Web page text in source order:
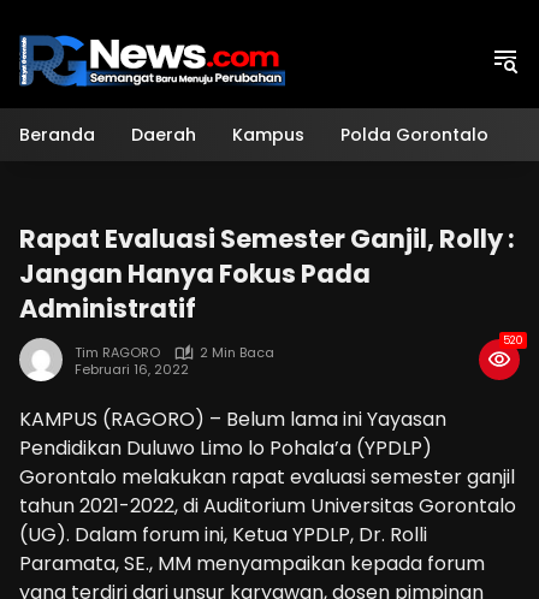
konten
Beranda Daerah Kampus Polda Gorontalo
Rapat Evaluasi Semester Ganjil, Rolly :
Jangan Hanya Fokus Pada
Administratif
Tim RAGORO
2 Min Baca
Februari 16, 2022
520
KAMPUS (RAGORO) – Belum lama ini Yayasan
Pendidikan Duluwo Limo lo Pohala’a (YPDLP)
Gorontalo melakukan rapat evaluasi semester ganjil
tahun 2021-2022, di Auditorium Universitas Gorontalo
(UG). Dalam forum ini, Ketua YPDLP, Dr. Rolli
Paramata, SE., MM menyampaikan kepada forum
yang terdiri dari unsur karyawan, dosen pimpinan